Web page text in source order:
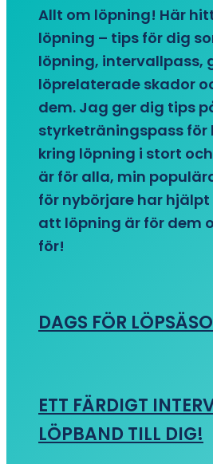
Allt om löpning! Här
löpning – tips för dig
löpning, intervallpass,
löprelaterade skador
dem. Jag ger dig tips
styrketräningspass för
kring löpning i stort
är för alla, min
för nybörjare har
att löpning är för dem
för!
DAGS FÖR
ETT FÄRDIGT
LÖPBAND TILL DIG!